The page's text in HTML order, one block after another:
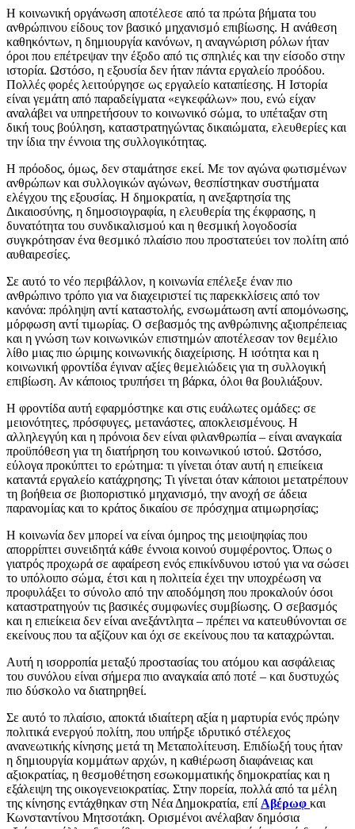
Η κοινωνική οργάνωση αποτέλεσε από τα πρώτα βήματα του
ανθρώπινου είδους τον βασικό μηχανισμό επιβίωσης. Η ανάθεση
καθηκόντων, η δημιουργία κανόνων, η αναγνώριση ρόλων ήταν
όροι που επέτρεψαν την έξοδο από τις σπηλιές και την είσοδο στην
ιστορία. Ωστόσο, η εξουσία δεν ήταν πάντα εργαλείο προόδου.
Πολλές φορές λειτούργησε ως εργαλείο καταπίεσης. Η Ιστορία
είναι γεμάτη από παραδείγματα «εγκεφάλων» που, ενώ είχαν
αναλάβει να υπηρετήσουν το κοινωνικό σώμα, το υπέταξαν στη
δική τους βούληση, καταστρατηγώντας δικαιώματα, ελευθερίες και
την ίδια την έννοια της συλλογικότητας.
Η πρόοδος, όμως, δεν σταμάτησε εκεί. Με τον αγώνα φωτισμένων
ανθρώπων και συλλογικών αγώνων, θεσπίστηκαν συστήματα
ελέγχου της εξουσίας. Η δημοκρατία, η ανεξαρτησία της
Δικαιοσύνης, η δημοσιογραφία, η ελευθερία της έκφρασης, η
δυνατότητα του συνδικαλισμού και η θεσμική λογοδοσία
συγκρότησαν ένα θεσμικό πλαίσιο που προστατεύει τον πολίτη από
αυθαιρεσίες.
Σε αυτό το νέο περιβάλλον, η κοινωνία επέλεξε έναν πιο
ανθρώπινο τρόπο για να διαχειριστεί τις παρεκκλίσεις από τον
κανόνα: πρόληψη αντί καταστολής, ενσωμάτωση αντί απομόνωσης,
μόρφωση αντί τιμωρίας. Ο σεβασμός της ανθρώπινης αξιοπρέπειας
και η γνώση των κοινωνικών επιστημών αποτέλεσαν τον θεμέλιο
λίθο μιας πιο ώριμης κοινωνικής διαχείρισης. Η ισότητα και η
κοινωνική φροντίδα έγιναν αξίες θεμελιώδεις για τη συλλογική
επιβίωση. Αν κάποιος τρυπήσει τη βάρκα, όλοι θα βουλιάξουν.
Η φροντίδα αυτή εφαρμόστηκε και στις ευάλωτες ομάδες: σε
μειονότητες, πρόσφυγες, μετανάστες, αποκλεισμένους. Η
αλληλεγγύη και η πρόνοια δεν είναι φιλανθρωπία – είναι αναγκαία
προϋπόθεση για τη διατήρηση του κοινωνικού ιστού. Ωστόσο,
εύλογα προκύπτει το ερώτημα: τι γίνεται όταν αυτή η επιείκεια
καταντά εργαλείο κατάχρησης; Τι γίνεται όταν κάποιοι μετατρέπουν
τη βοήθεια σε βιοποριστικό μηχανισμό, την ανοχή σε άδεια
παρανομίας και το κράτος δικαίου σε πρόσχημα ατιμωρησίας;
Η κοινωνία δεν μπορεί να είναι όμηρος της μειοψηφίας που
απορρίπτει συνειδητά κάθε έννοια κοινού συμφέροντος. Όπως ο
γιατρός προχωρά σε αφαίρεση ενός επικίνδυνου ιστού για να σώσει
το υπόλοιπο σώμα, έτσι και η πολιτεία έχει την υποχρέωση να
προφυλάξει το σύνολο από την αποδόμηση που προκαλούν όσοι
καταστρατηγούν τις βασικές συμφωνίες συμβίωσης. Ο σεβασμός
και η επιείκεια δεν είναι ανεξάντλητα – πρέπει να κατευθύνονται σε
εκείνους που τα αξίζουν και όχι σε εκείνους που τα καταχρώνται.
Αυτή η ισορροπία μεταξύ προστασίας του ατόμου και ασφάλειας
του συνόλου είναι σήμερα πιο αναγκαία από ποτέ – και δυστυχώς
πιο δύσκολο να διατηρηθεί.
Σε αυτό το πλαίσιο, αποκτά ιδιαίτερη αξία η μαρτυρία ενός πρώην
πολιτικά ενεργού πολίτη, που υπήρξε ιδρυτικό στέλεχος
ανανεωτικής κίνησης μετά τη Μεταπολίτευση. Επιδίωξή τους ήταν
η δημιουργία κομμάτων αρχών, η καθιέρωση διαφάνειας και
αξιοκρατίας, η θεσμοθέτηση εσωκομματικής δημοκρατίας και η
εξάλειψη της οικογενειοκρατίας. Στην πορεία, πολλά από τα μέλη
της κίνησης εντάχθηκαν στη Νέα Δημοκρατία, επί Αβέρωφ και
Κωνσταντίνου Μητσοτάκη. Ορισμένοι ανέλαβαν δημόσια